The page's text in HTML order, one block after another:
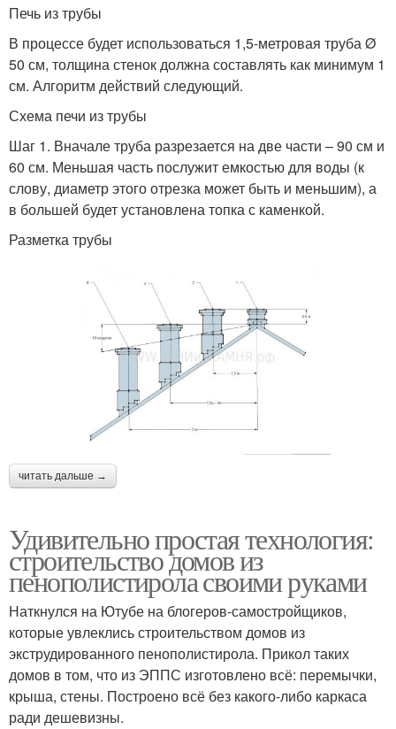
Печь из трубы
В процессе будет использоваться 1,5-метровая труба Ø
50 см, толщина стенок должна составлять как минимум 1
см. Алгоритм действий следующий.
Схема печи из трубы
Шаг 1. Вначале труба разрезается на две части – 90 см и
60 см. Меньшая часть послужит емкостью для воды (к
слову, диаметр этого отрезка может быть и меньшим), а
в большей будет установлена топка с каменкой.
Разметка трубы
читать дальше →
Удивительно простая технология:
строительство домов из
пенополистирола своими руками
Наткнулся на Ютубе на блогеров-самостройщиков,
которые увлеклись строительством домов из
экструдированного пенополистирола. Прикол таких
домов в том, что из ЭППС изготовлено всё: перемычки,
крыша, стены. Построено всё без какого-либо каркаса
ради дешевизны.